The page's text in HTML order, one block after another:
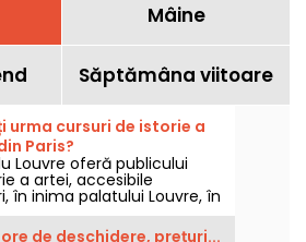
Mâine
Săptămâna viitoare
urma cursuri de istorie a
Paris?
Louvre oferă publicului
a artei, accesibile
în inima palatului Louvre, în
până în iunie.
sunt, de asemenea,
de deschidere, prețuri...